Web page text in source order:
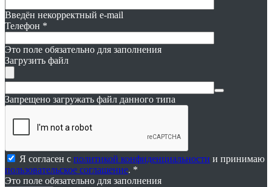
Введён некорректный e-mail
Телефон *
Это поле обязательно для заполнения
Загрузить файл
Запрещено загружать файл данного типа
Я согласен с политикой конфиденциальности и принимаю
пользовательское соглашение. *
Это поле обязательно для заполнения